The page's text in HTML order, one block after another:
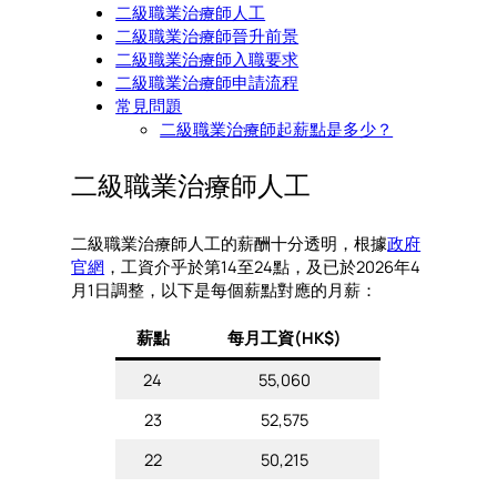
二級職業治療師人工
二級職業治療師晉升前景
二級職業治療師入職要求
二級職業治療師申請流程
常見問題
二級職業治療師起薪點是多少？
二級職業治療師人工
二級職業治療師人工的薪酬十分透明，根據政府
官網 ，工資介乎於第14至24點，及已於2026年4
月1日調整，以下是每個薪點對應的月薪：
薪點
每月工資(HK$)
24
55,060
23
52,575
22
50,215